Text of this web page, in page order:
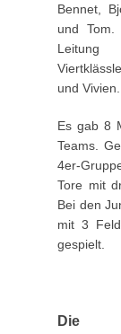
Bennet,
und Tom.
und Vivien.
Es gab 8
Teams.
4er-
Tore mit
Bei den
mit 3
gespielt.
Die